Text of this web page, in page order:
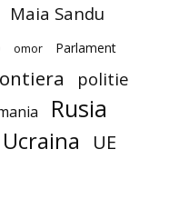
Maia Sandu
omor Parlament
politie
Rusia
Ucraina UE